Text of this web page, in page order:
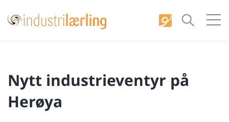
Nytt industrieventyr på
Herøya